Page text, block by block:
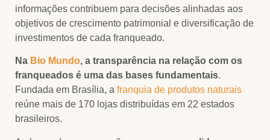
informações contribuem para decisões alinhadas aos
objetivos de crescimento patrimonial e diversificação de
investimentos de cada franqueado.
Na Bio Mundo, a transparência na relação com os
franqueados é uma das bases fundamentais.
Fundada em Brasília, a franquia de produtos naturais
reúne mais de 170 lojas distribuídas em 22 estados
brasileiros.